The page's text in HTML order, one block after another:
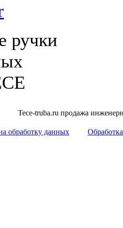
ручки
Tece-truba.ru продажа
обработку данных